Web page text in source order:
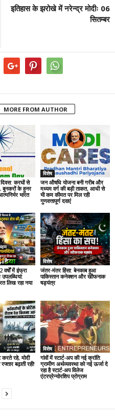
इतिहास के झरोखे में नरेन्द्र मोदीः 06
सितम्बर
MORE FROM AUTHOR
दिवस: करघों से
बुनकरों के हुनर
भारत
विशेष
जन औषधि योजना बनी गरीब और
मध्यम वर्ग की बड़ी ताकत, आधी से
भी कम कीमत पर मिल रही
गुणवत्तापूर्ण दवाएं
में इंफ्रा
लिख रहा नया
विशेष
जंतर-मंतर हिंसा: बेनकाब हुआ
पाकिस्तान कनेक्शन और खौफनाक
षड्यंत्र
करते रहे, मोदी
बढ़ाती रही!
विशेष
गांवों में स्टार्ट-अप की नई क्रांति:
ग्रामीण अर्थव्यवस्था को नई ऊर्जा दे
रहा है स्टार्ट-अप विलेज
एंटरप्रेन्योरशिप प्रोग्राम